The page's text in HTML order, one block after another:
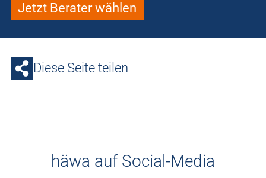
Jetzt Berater wählen
Diese Seite teilen
häwa auf Social-Media